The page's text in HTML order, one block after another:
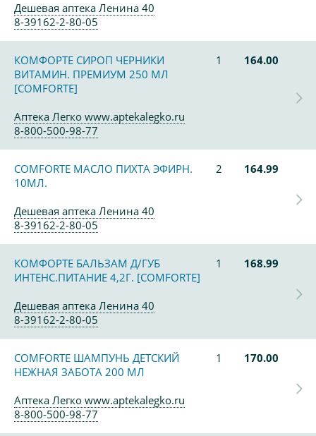
Дешевая аптека Ленина 40
8-39162-2-80-05
КОМФОРТЕ СИРОП ЧЕРНИКИ
ВИТАМИН. ПРЕМИУМ 250 МЛ
[COMFORTE]
1 164.00
Аптека Легко www.aptekalegko.ru
8-800-500-98-77
COMFORTE МАСЛО ПИХТА ЭФИРН.
10МЛ.
2 164.99
Дешевая аптека Ленина 40
8-39162-2-80-05
КОМФОРТЕ БАЛЬЗАМ Д/ГУБ
ИНТЕНС.ПИТАНИЕ 4,2Г. [COMFORTE]
1 168.99
Дешевая аптека Ленина 40
8-39162-2-80-05
COMFORTE ШАМПУНЬ ДЕТСКИЙ
НЕЖНАЯ ЗАБОТА 200 МЛ
1 170.00
Аптека Легко www.aptekalegko.ru
8-800-500-98-77